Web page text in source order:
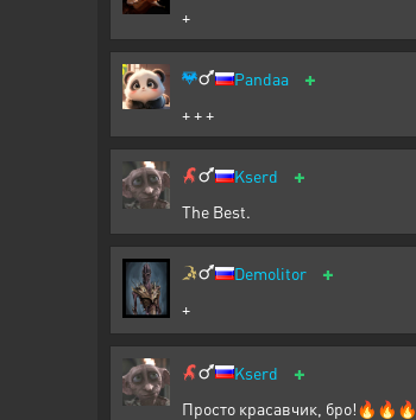
+
Pandaa +
+ + +
Kserd +
The Best.
Demolitor +
+
Kserd +
Просто красавчик, бро!🔥🔥🔥